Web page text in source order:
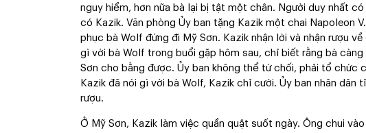
nguy hiểm, hơn nữa bà lại bị tật một chân. Người duy nhất
có Kazik. Văn phòng Ủy ban tặng Kazik một chai Napoleon
phục bà Wolf đừng đi Mỹ Sơn. Kazik nhận lời và nhận rượu
gì với bà Wolf trong buổi gặp hôm sau, chỉ biết rằng bà càng
Sơn cho bằng được. Ủy ban không thể từ chối, phải tổ chức
Kazik đã nói gì với bà Wolf, Kazik chỉ cười. Ủy ban nhân dân
rượu.
Ở Mỹ Sơn, Kazik làm việc quần quật suốt ngày. Ông chui